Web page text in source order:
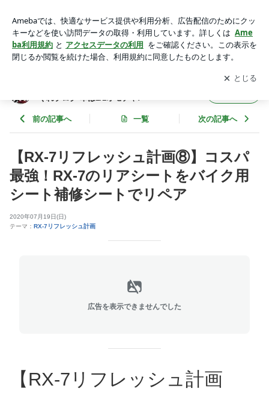
をバイク用シート補修シートでリペア | 【わたるんチャンネ
ル】わたるるる～の気まぐれブログ 車は1/1オモチャ♪
アプリをダウンロードして ブログの更新通知
を受け取りまし
ょう。
開く
ぐれブログ 車は1/1オモチャ♪
前の記事へ 一覧 次の記事へ
【RX-7リフレッシュ計画⑧】コスパ
最強！RX-7のリアシートをバイク用
シート補修シートでリペア
2020年07月19日(日)
テーマ： RX-7リフレッシュ計画
広告を表示できませんでした
【RX-7リフレッシュ計画